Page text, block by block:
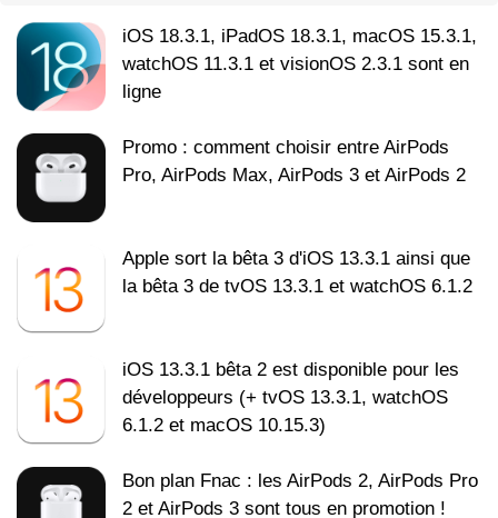
iOS 18.3.1, iPadOS 18.3.1, macOS 15.3.1,
watchOS 11.3.1 et visionOS 2.3.1 sont en
ligne
Promo : comment choisir entre AirPods
Pro, AirPods Max, AirPods 3 et AirPods 2
Apple sort la bêta 3 d'iOS 13.3.1 ainsi que
la bêta 3 de tvOS 13.3.1 et watchOS 6.1.2
iOS 13.3.1 bêta 2 est disponible pour les
développeurs (+ tvOS 13.3.1, watchOS
6.1.2 et macOS 10.15.3)
Bon plan Fnac : les AirPods 2, AirPods Pro
2 et AirPods 3 sont tous en promotion !